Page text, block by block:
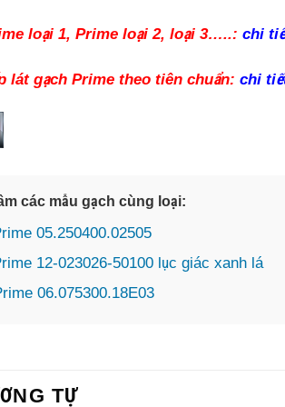
loại 1, Prime loại 2, loại 3…..: chi
lát gạch Prime theo tiên chuẩn: chi
các mẫu gạch cùng loại:
05.250400.02505
12-023026-50100 lục giác xanh lá
06.075300.18E03
TỰ